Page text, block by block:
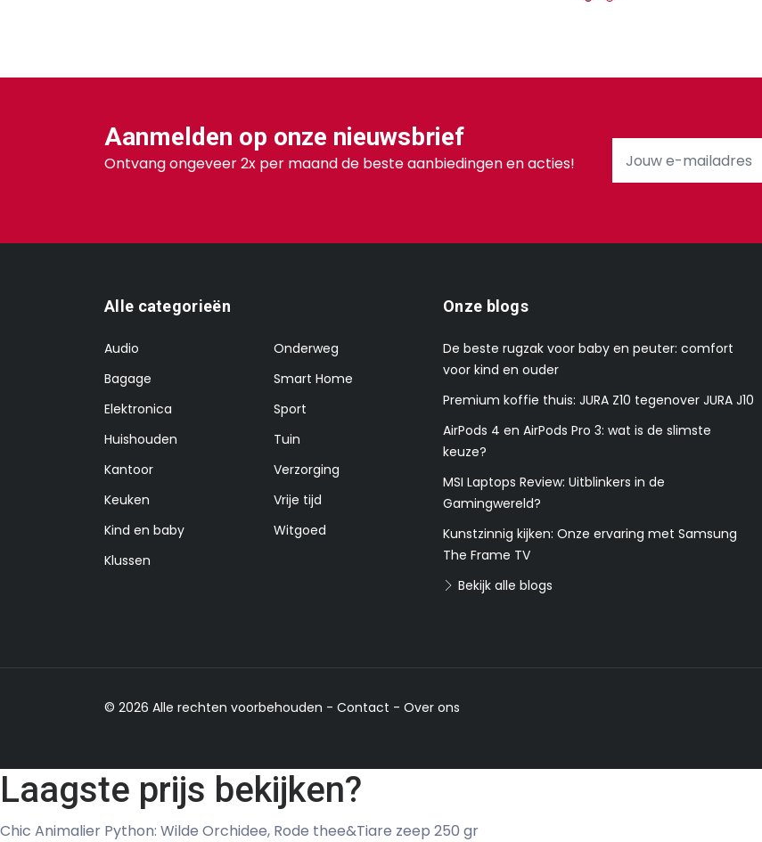
Aanmelden op onze nieuwsbrief
Ontvang ongeveer 2x per maand de beste aanbiedingen en acties!
Alle categorieën
Audio
Bagage
Elektronica
Huishouden
Kantoor
Keuken
Kind en baby
Klussen
Onderweg
Smart Home
Sport
Tuin
Verzorging
Vrije tijd
Witgoed
Onze blogs
De beste rugzak voor baby en peuter: comfort
voor kind en ouder
Premium koffie thuis: JURA Z10 tegenover JURA J10
AirPods 4 en AirPods Pro 3: wat is de slimste
keuze?
MSI Laptops Review: Uitblinkers in de
Gamingwereld?
Kunstzinnig kijken: Onze ervaring met Samsung
The Frame TV
Bekijk alle blogs
© 2026 Alle rechten voorbehouden - Contact - Over ons
Laagste prijs bekijken?
Chic Animalier Python: Wilde Orchidee, Rode thee&Tiare zeep 250 gr